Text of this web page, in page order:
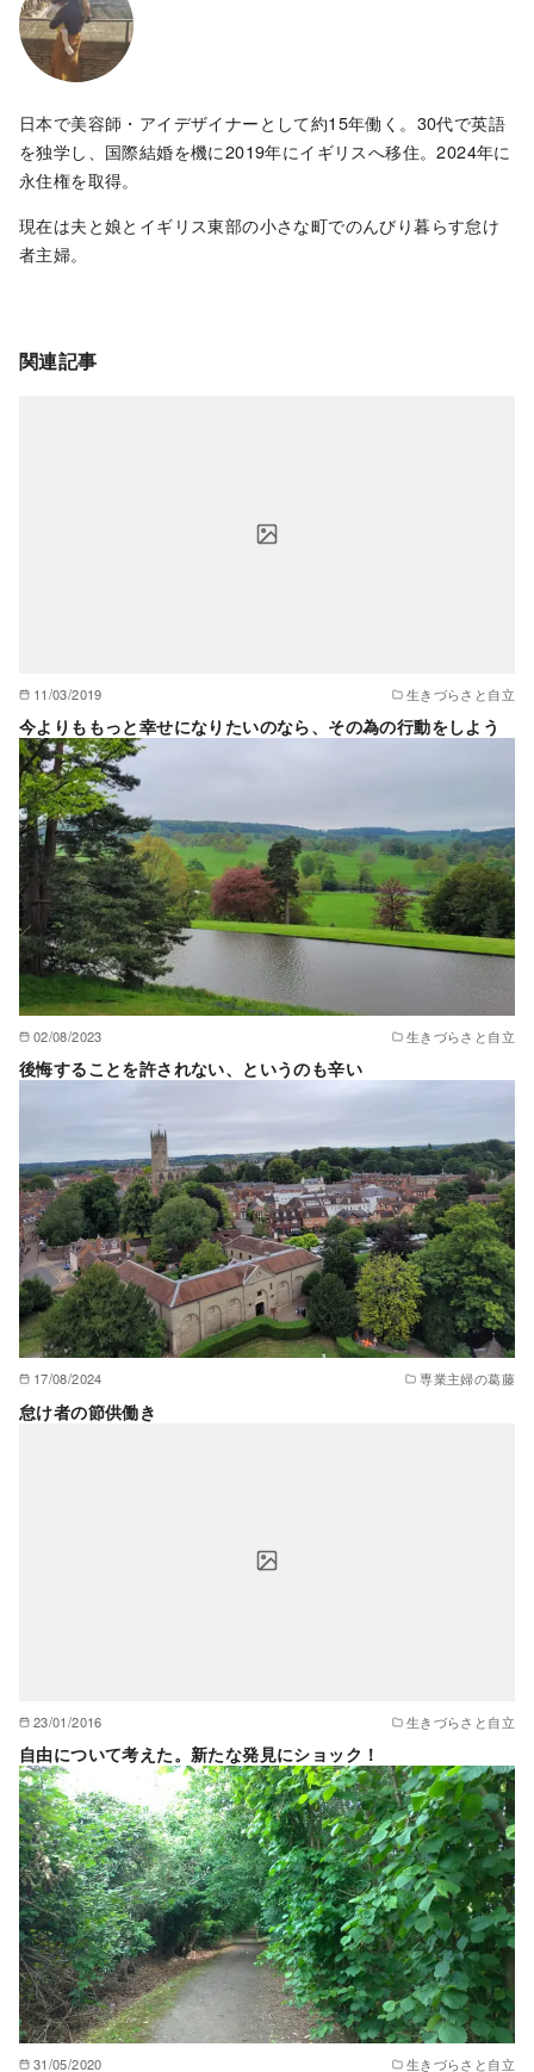
日本で美容師・アイデザイナーとして約15年働く。30代で英語
を独学し、国際結婚を機に2019年にイギリスへ移住。2024年に
永住権を取得。
現在は夫と娘とイギリス東部の小さな町でのんびり暮らす怠け
者主婦。
関連記事
11/03/2019 生きづらさと自立
今よりももっと幸せになりたいのなら、その為の行動をしよう
02/08/2023 生きづらさと自立
後悔することを許されない、というのも辛い
17/08/2024 専業主婦の葛藤
怠け者の節供働き
23/01/2016 生きづらさと自立
自由について考えた。新たな発見にショック！
31/05/2020 生きづらさと自立